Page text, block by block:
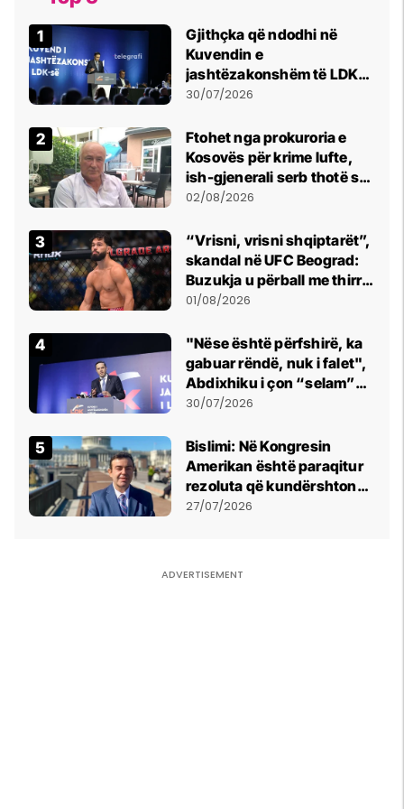
Gjithçka që ndodhi në
Kuvendin e
jashtëzakonshëm të LDK-
së
30/07/2026
Ftohet nga prokuroria e
Kosovës për krime lufte,
ish-gjenerali serb thotë se
dikush e tradhtoi në
02/08/2026
“Vrisni, vrisni shqiptarët”,
skandal në UFC Beograd:
Buzukja u përball me thirrje
anti-shqiptare nga
01/08/2026
"Nëse është përfshirë, ka
gabuar rëndë, nuk i falet",
Abdixhiku i çon “selam”
Përparim Ramës
30/07/2026
Bislimi: Në Kongresin
Amerikan është paraqitur
rezoluta që kundërshton
mbajtjen e Asamblesë
27/07/2026